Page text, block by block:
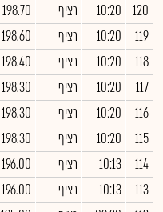
120
10:20 רציף 198.70
119
10:20 רציף 198.60
118
10:20 רציף 198.40
117
10:20 רציף 198.30
116
10:20 רציף 198.30
115
10:20 רציף 198.30
114
10:13 רציף 196.00
113
10:13 רציף 196.00